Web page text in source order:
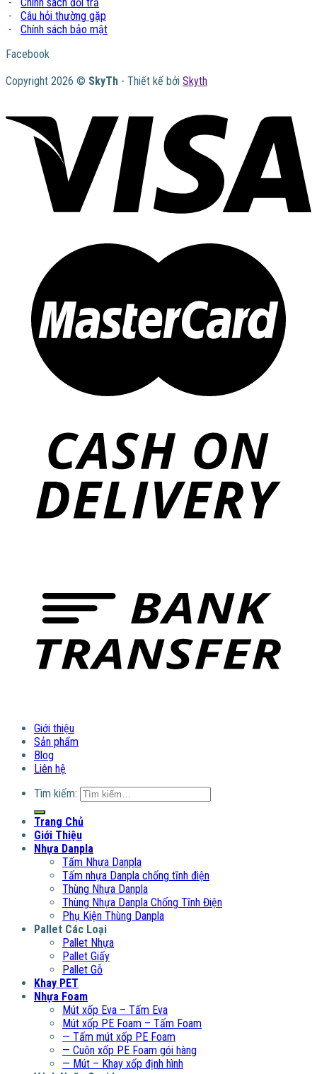
- Câu hỏi thường gặp
- Chính sách bảo mật
Facebook
Copyright 2026 © SkyTh - Thiết kế bởi Skyth
Giới thiệu
Sản phẩm
Blog
Liên hệ
Tìm kiếm:
Trang Chủ
Giới Thiệu
Nhựa Danpla
Tấm Nhựa Danpla
Tấm nhựa Danpla chống tĩnh điện
Thùng Nhựa Danpla
Thùng Nhựa Danpla Chống Tĩnh Điện
Phụ Kiện Thùng Danpla
Pallet Các Loại
Pallet Nhựa
Pallet Giấy
Pallet Gỗ
Khay PET
Nhựa Foam
Mút xốp Eva – Tấm Eva
Mút xốp PE Foam – Tấm Foam
— Tấm mút xốp PE Foam
— Cuộn xốp PE Foam gói hàng
— Mút – Khay xốp định hình